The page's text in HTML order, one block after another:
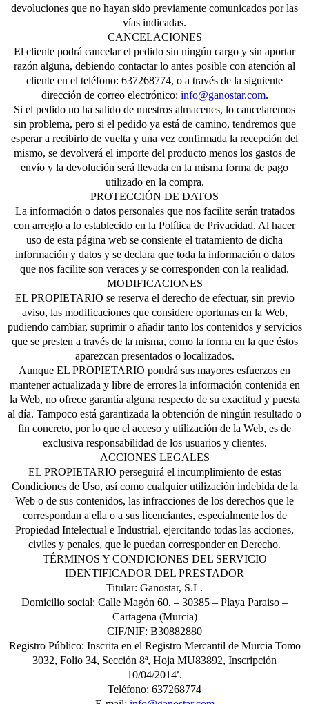
devoluciones que no hayan sido previamente comunicados por las
vías indicadas.
CANCELACIONES
El cliente podrá cancelar el pedido sin ningún cargo y sin aportar
razón alguna, debiendo contactar lo antes posible con atención al
cliente en el teléfono: 637268774, o a través de la siguiente
dirección de correo electrónico: info@ganostar.com.
Si el pedido no ha salido de nuestros almacenes, lo cancelaremos
sin problema, pero si el pedido ya está de camino, tendremos que
esperar a recibirlo de vuelta y una vez confirmada la recepción del
mismo, se devolverá el importe del producto menos los gastos de
envío y la devolución será llevada en la misma forma de pago
utilizado en la compra.
PROTECCIÓN DE DATOS
La información o datos personales que nos facilite serán tratados
con arreglo a lo establecido en la Política de Privacidad. Al hacer
uso de esta página web se consiente el tratamiento de dicha
información y datos y se declara que toda la información o datos
que nos facilite son veraces y se corresponden con la realidad.
MODIFICACIONES
EL PROPIETARIO se reserva el derecho de efectuar, sin previo
aviso, las modificaciones que considere oportunas en la Web,
pudiendo cambiar, suprimir o añadir tanto los contenidos y servicios
que se presten a través de la misma, como la forma en la que éstos
aparezcan presentados o localizados.
Aunque EL PROPIETARIO pondrá sus mayores esfuerzos en
mantener actualizada y libre de errores la información contenida en
la Web, no ofrece garantía alguna respecto de su exactitud y puesta
al día. Tampoco está garantizada la obtención de ningún resultado o
fin concreto, por lo que el acceso y utilización de la Web, es de
exclusiva responsabilidad de los usuarios y clientes.
ACCIONES LEGALES
EL PROPIETARIO perseguirá el incumplimiento de estas
Condiciones de Uso, así como cualquier utilización indebida de la
Web o de sus contenidos, las infracciones de los derechos que le
correspondan a ella o a sus licenciantes, especialmente los de
Propiedad Intelectual e Industrial, ejercitando todas las acciones,
civiles y penales, que le puedan corresponder en Derecho.
TÉRMINOS Y CONDICIONES DEL SERVICIO
IDENTIFICADOR DEL PRESTADOR
Titular: Ganostar, S.L.
Domicilio social: Calle Magón 60. – 30385 – Playa Paraiso –
Cartagena (Murcia)
CIF/NIF: B30882880
Registro Público: Inscrita en el Registro Mercantil de Murcia Tomo
3032, Folio 34, Sección 8ª, Hoja MU83892, Inscripción
10/04/2014ª.
Teléfono: 637268774